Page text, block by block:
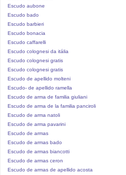
Escudo aubone
Escudo bado
Escudo barbieri
Escudo bonacia
Escudo caffarelli
Escudo colognesi da itália
Escudo colognesi gratis
Escudo colognesi gratis
Escudo de apellido molteni
Escudo- de apellido ramella
Escudo de arma de familia giuliani
Escudo de arma de la familia panciroli
Escudo de arma natoli
Escudo de arma pavarini
Escudo de armas
Escudo de armas bado
Escudo de armas biancotti
Escudo de armas ceron
Escudo de armas de apellido acosta